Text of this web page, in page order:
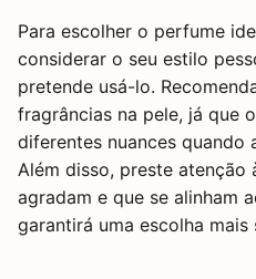
Para escolher o perfume
considerar o seu estilo
pretende usá-lo.
fragrâncias na pele, já que
diferentes nuances quando
Além disso, preste atenção
agradam e que se alinham
garantirá uma escolha mais